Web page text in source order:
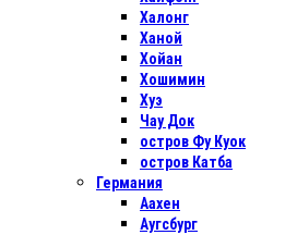
Халонг
Ханой
Хойан
Хошимин
Хуэ
Чау Док
остров Фу Куок
остров Катба
Германия
Аахен
Аугсбург